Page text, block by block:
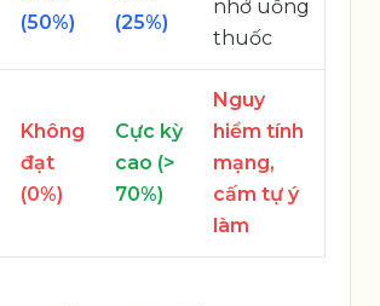
(50%)
(25%)
nhở uống
thuốc
Không
đạt
(0%)
Cực kỳ
cao (>
70%)
Nguy
hiểm tính
mạng,
cấm tự ý
làm